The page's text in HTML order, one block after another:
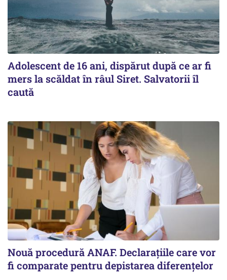
Adolescent de 16 ani, dispărut după ce ar fi
mers la scăldat în râul Siret. Salvatorii îl
caută
Nouă procedură ANAF. Declarațiile care vor
fi comparate pentru depistarea diferențelor